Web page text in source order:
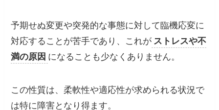
予期せぬ変更や突発的な事態に対して臨機応変に
対応することが苦手であり、これが ストレスや不
満の原因 になることも少なくありません。
この性質は、柔軟性や適応性が求められる状況で
は特に障害となり得ます。